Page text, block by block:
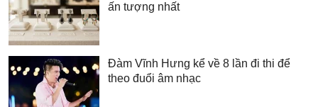
ấn tượng nhất
Đàm Vĩnh Hưng kể về 8 lần đi thi để
theo đuổi âm nhạc